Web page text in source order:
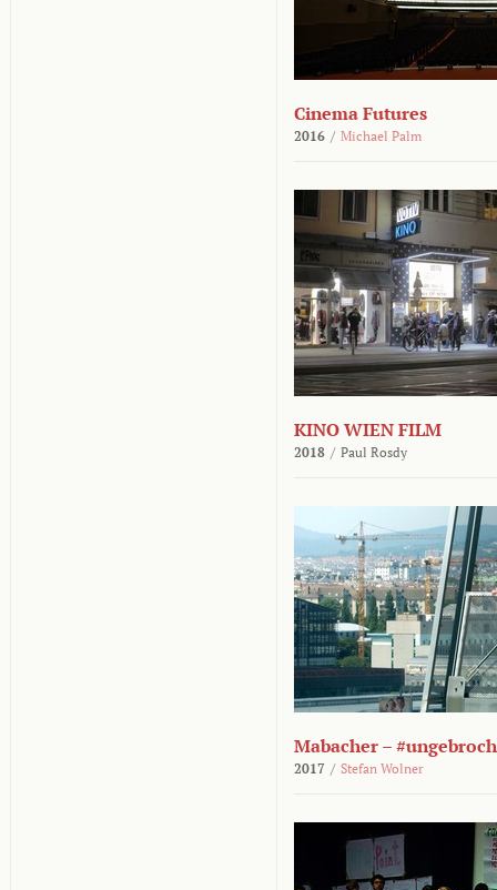
Cinema Futures
2016 / Michael Palm
KINO WIEN FILM
2018 / Paul Rosdy
Mabacher –
2017 / Stefan Wolner